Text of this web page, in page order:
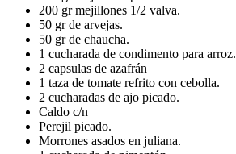
200 gr mejillones 1/2 valva.
50 gr de arvejas.
50 gr de chaucha.
1 cucharada de condimento para arroz.
2 capsulas de azafrán
1 taza de tomate refrito con cebolla.
2 cucharadas de ajo picado.
Caldo c/n
Perejil picado.
Morrones asados en juliana.